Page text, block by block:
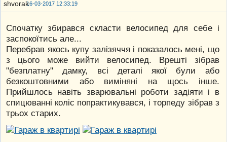
16-03-2017 12:33:19
Спочатку збирався скласти велосипед для себе і
заспокоїтись але...
Перебрав якось купу залізяччя і показалось мені, що
з цього може вийти велосипед. Врешті зібрав
"безплатну" дамку, всі деталі якої були або
безкоштовними або виміняні на щось інше.
Прийшлось навіть зварювальні роботи задіяти і в
спицюванні коліс попрактикувався, і торпеду зібрав з
трьох старих.